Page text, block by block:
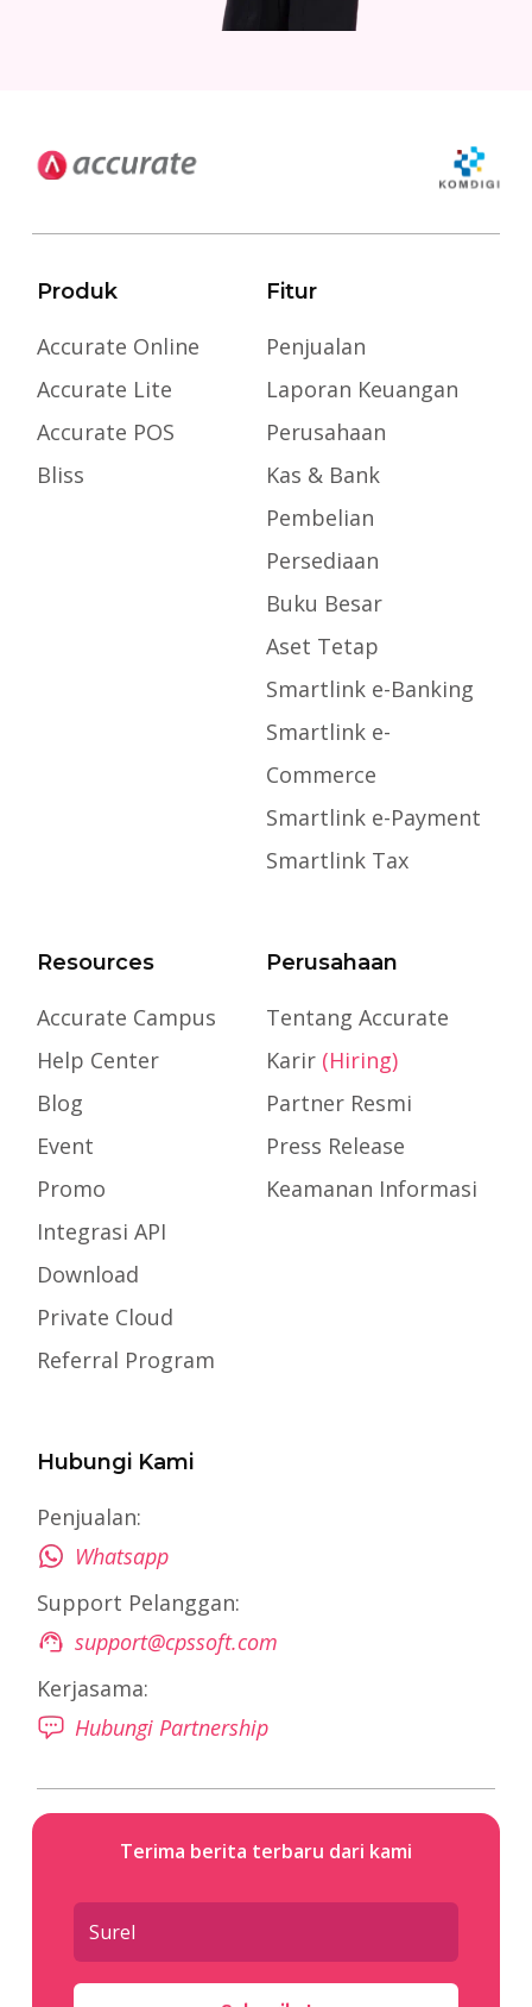
Produk
Accurate Online
Accurate Lite
Accurate POS
Bliss
Fitur
Penjualan
Laporan Keuangan
Perusahaan
Kas & Bank
Pembelian
Persediaan
Buku Besar
Aset Tetap
Smartlink e-Banking
Smartlink e-
Commerce
Smartlink e-Payment
Smartlink Tax
Resources
Accurate Campus
Help Center
Blog
Event
Promo
Integrasi API
Download
Private Cloud
Referral Program
Perusahaan
Tentang Accurate
Karir (Hiring)
Partner Resmi
Press Release
Keamanan Informasi
Hubungi Kami
Penjualan:
Whatsapp
Support Pelanggan:
support@cpssoft.com
Kerjasama:
Hubungi Partnership
Terima berita terbaru dari kami